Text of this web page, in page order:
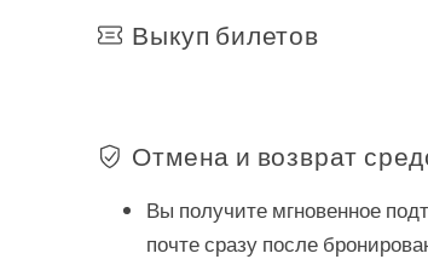
Выкуп билетов
Отмена и возврат
Вы получите мгновенное
почте сразу после